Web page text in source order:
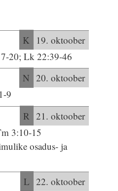
K
19. oktoober
20; Lk 22:39-46
N 20. oktoober
9
R 21. oktoober
3:10-15
osadus- ja
L 22. oktoober